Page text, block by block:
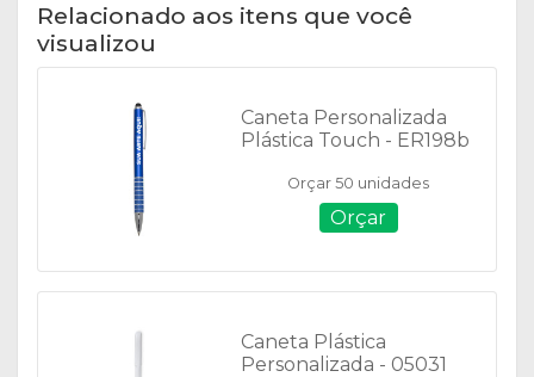
Relacionado aos itens que você
visualizou
Caneta Personalizada
Plástica Touch - ER198b
Orçar 50 unidades
Orçar
Caneta Plástica
Personalizada - 05031